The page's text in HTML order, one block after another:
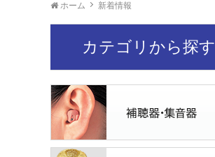
ホーム 新着情報
カテゴリから探す